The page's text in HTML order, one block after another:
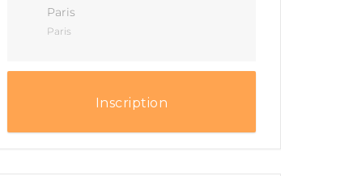
Paris
Paris
Inscription